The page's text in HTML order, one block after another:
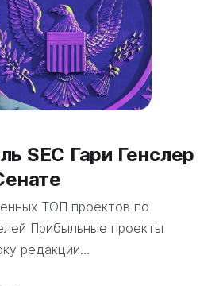
SEC Гари Генслер
ТОП проектов по
Прибыльные проекты
редакции…